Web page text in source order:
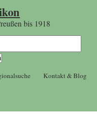
bis 1918
Kontakt & Blog